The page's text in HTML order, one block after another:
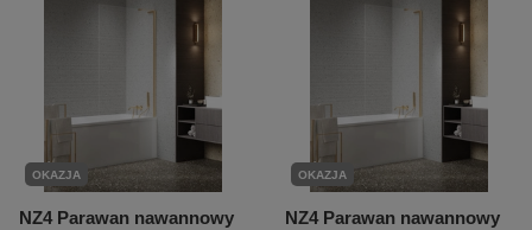
OKAZJA
NZ4 Parawan nawannowy
OKAZJA
NZ4 Parawan nawannowy